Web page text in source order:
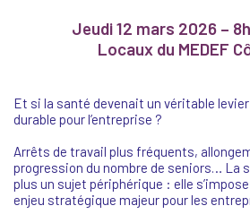
Jeudi 12 mars 2026 –
Locaux du MEDEF
Et si la santé devenait un véritable
durable pour l’entreprise ?
Arrêts de travail plus fréquents,
progression du nombre de seniors… La
plus un sujet périphérique : elle
enjeu stratégique majeur pour les